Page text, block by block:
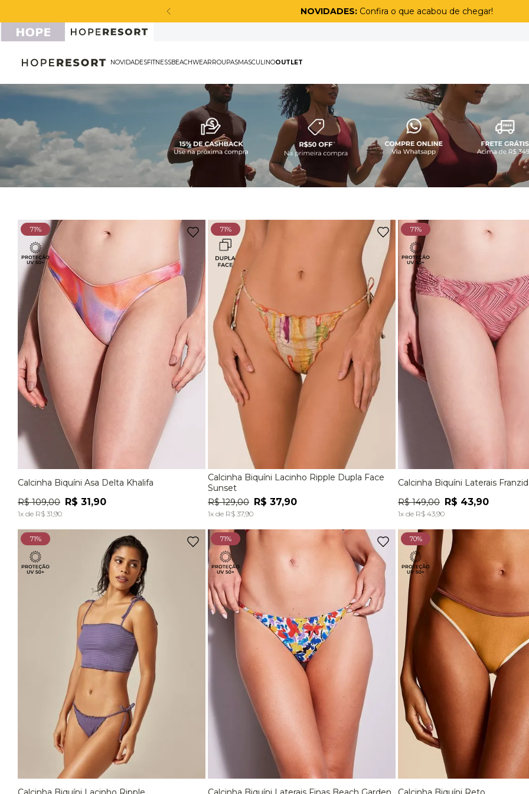
Ganhe 1 kit de meiasna compra de uma peça sport masculina*
71%
M
P
ADICIONAR À SACOLA
Calcinha Biquíni Asa Delta Khalifa
R$ 109,00 R$ 31,90
1x de R$ 31,90
71%
P
ADICIONAR À SACOLA
Calcinha Biquíni Lacinho Ripple Dupla Face
Sunset
R$ 129,00 R$ 37,90
1x de R$ 37,90
71%
G
M
P
ADICIONAR À SACOLA
Calcinha Biquíni Laterais
R$ 149,00 R$ 43,90
1x de R$ 43,90
71% 71% 70%
TERMOS MAIS
1º
biquíni
2º
3º
top
off white lunar
9º
10º jaqueta